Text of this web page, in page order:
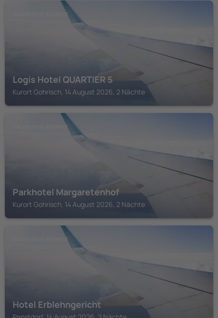
SÄCHSISCHE SCHWEIZ
Logis Hotel QUARTIER 5
Kurort Gohrisch, 14 August 2026, 2 Nächte
SÄCHSISCHE SCHWEIZ
Parkhotel Margaretenhof
Kurort Gohrisch, 14 August 2026, 2 Nächte
SÄCHSISCHE SCHWEIZ
Hotel Erblehngericht